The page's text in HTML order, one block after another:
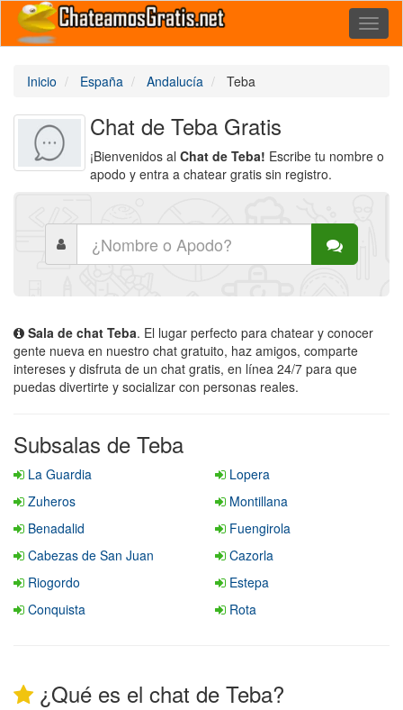
Inicio España Andalucía Teba
Chat de Teba Gratis
¡Bienvenidos al Chat de Teba! Escribe tu nombre o
apodo y entra a chatear gratis sin registro.
Sala de chat Teba. El lugar perfecto para chatear y conocer
gente nueva en nuestro chat gratuito, haz amigos, comparte
intereses y disfruta de un chat gratis, en línea 24/7 para que
puedas divertirte y socializar con personas reales.
Subsalas de Teba
La Guardia
Lopera
Zuheros
Montillana
Benadalid
Fuengirola
Cabezas de San Juan
Cazorla
Riogordo
Estepa
Conquista
Rota
¿Qué es el chat de Teba?